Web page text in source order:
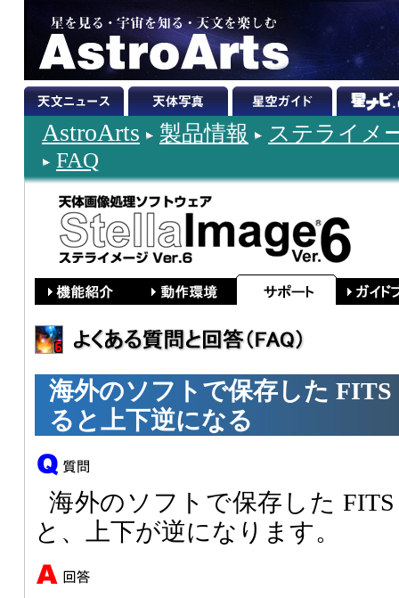
AstroArts 製品情報
ステライメ
FAQ
海外のソフトで保存した
ると上下逆になる
海外のソフトで保存した
と、上下が逆になります。